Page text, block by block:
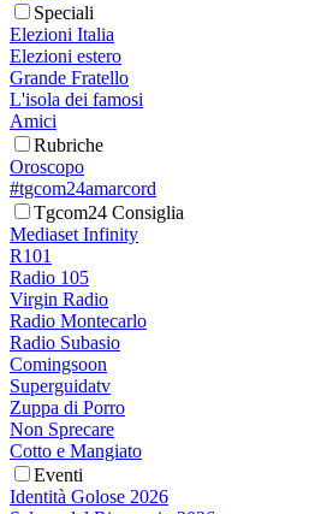
Speciali
Elezioni Italia
Elezioni estero
Grande Fratello
L'isola dei famosi
Amici
Rubriche
Oroscopo
#tgcom24amarcord
Tgcom24 Consiglia
Mediaset Infinity
R101
Radio 105
Virgin Radio
Radio Montecarlo
Radio Subasio
Comingsoon
Superguidatv
Zuppa di Porro
Non Sprecare
Cotto e Mangiato
Eventi
Identità Golose 2026